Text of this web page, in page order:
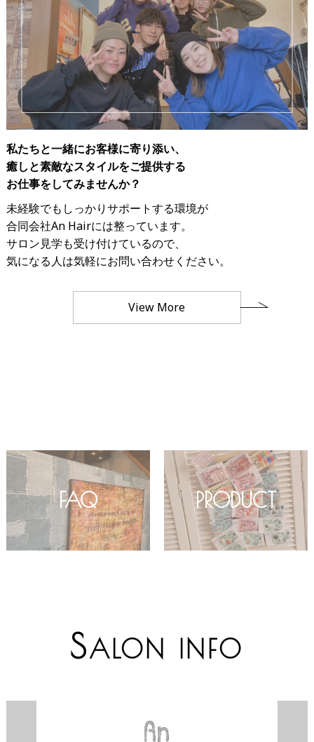
私たちと一緒にお客様に寄り添い、
癒しと素敵なスタイルをご提供する
お仕事をしてみませんか？
未経験でもしっかりサポートする環境が
合同会社An Hairには整っています。
サロン見学も受け付けているので、
気になる人は気軽にお問い合わせください。
View More
FAQ PRODUCT
SALON INFO